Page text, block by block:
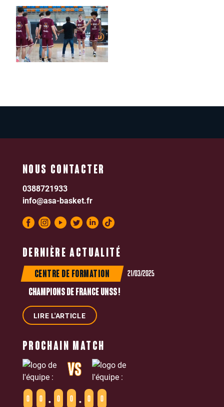
DERNIÈRE ACTUALITÉ
CENTRE DE FORMATION 21/03/2025
CHAMPIONS DE FRANCE UNSS !
LIRE L'ARTICLE
NOUS CONTACTER
0388721933
info@asa-basket.fr
PROCHAIN MATCH
0 0 0 0 0 0
VS